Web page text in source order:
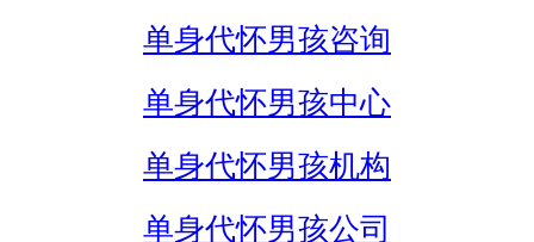
单身代怀男孩咨询
单身代怀男孩中心
单身代怀男孩机构
单身代怀男孩公司